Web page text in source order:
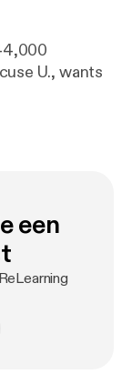
U., wants
een